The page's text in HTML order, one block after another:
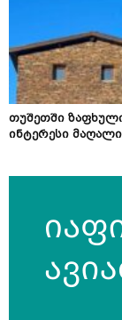
თუშეთში
ინტერესი